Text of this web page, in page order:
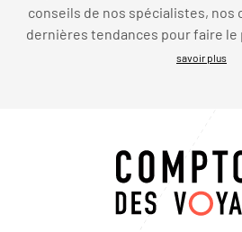
conseils de nos spécialistes, nos
dernières tendances pour faire le
savoir plus